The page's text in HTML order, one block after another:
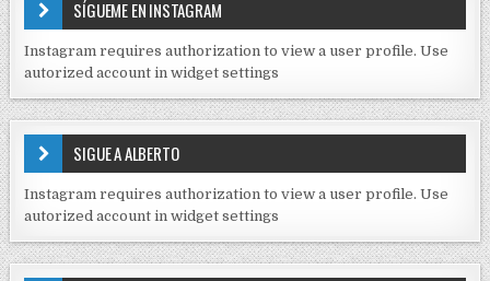
I
D
S
E
J
C
K
SÍGUEME EN INSTAGRAM
Instagram requires authorization to view a user profile. Use
autorized account in widget settings
SIGUE A ALBERTO
Instagram requires authorization to view a user profile. Use
autorized account in widget settings